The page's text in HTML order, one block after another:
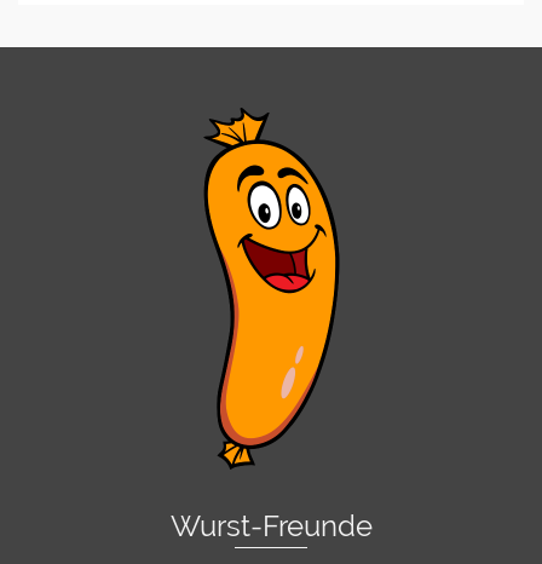
Wurst-Freunde